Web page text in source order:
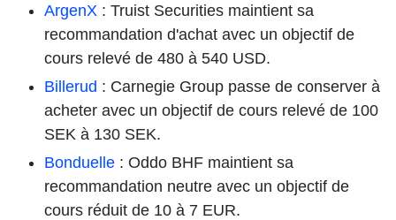
ArgenX : Truist Securities maintient sa
recommandation d'achat avec un objectif de
cours relevé de 480 à 540 USD.
Billerud : Carnegie Group passe de conserver à
acheter avec un objectif de cours relevé de 100
SEK à 130 SEK.
Bonduelle : Oddo BHF maintient sa
recommandation neutre avec un objectif de
cours réduit de 10 à 7 EUR.